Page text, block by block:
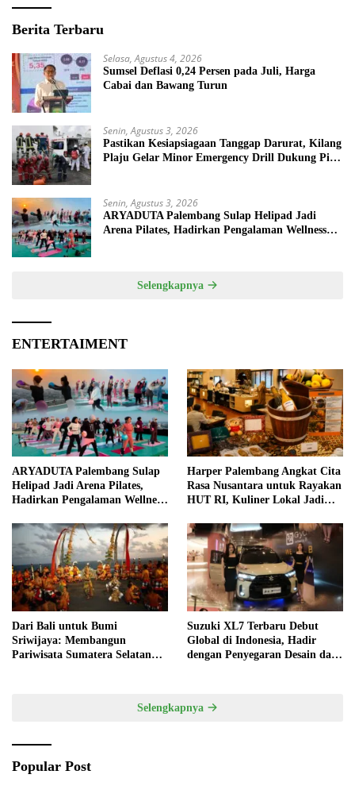
Berita Terbaru
Selasa, Agustus 4, 2026
Sumsel Deflasi 0,24 Persen pada Juli, Harga
Cabai dan Bawang Turun
Senin, Agustus 3, 2026
Pastikan Kesiapsiagaan Tanggap Darurat, Kilang
Plaju Gelar Minor Emergency Drill Dukung Pit
Senin, Agustus 3, 2026
ARYADUTA Palembang Sulap Helipad Jadi
Arena Pilates, Hadirkan Pengalaman Wellness
Selengkapnya
ENTERTAIMENT
ARYADUTA Palembang Sulap
Helipad Jadi Arena Pilates,
Hadirkan Pengalaman Wellness
Harper Palembang Angkat Cita
Rasa Nusantara untuk Rayakan
HUT RI, Kuliner Lokal Jadi
Dari Bali untuk Bumi
Sriwijaya: Membangun
Pariwisata Sumatera Selatan
Suzuki XL7 Terbaru Debut
Global di Indonesia, Hadir
dengan Penyegaran Desain dan
Selengkapnya
Popular Post